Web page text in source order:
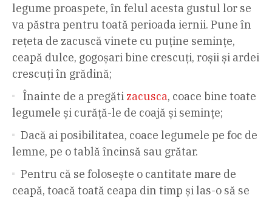
legume proaspete, în felul acesta gustul lor se
va păstra pentru toată perioada iernii. Pune în
rețeta de zacuscă vinete cu puține semințe,
ceapă dulce, gogoșari bine crescuți, roșii și ardei
crescuți în grădină;
Înainte de a pregăti zacusca, coace bine toate
legumele și curăță-le de coajă și semințe;
Dacă ai posibilitatea, coace legumele pe foc de
lemne, pe o tablă încinsă sau grătar.
Pentru că se folosește o cantitate mare de
ceapă, toacă toată ceapa din timp și las-o să se